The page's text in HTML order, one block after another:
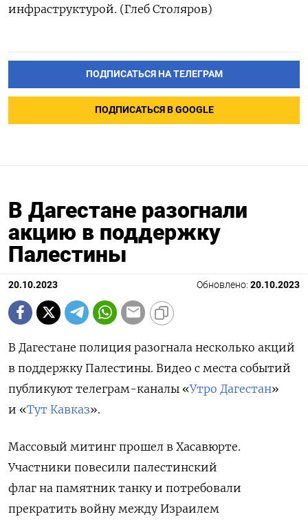
инфраструктурой. (Глеб Столяров)
ПОДПИСАТЬСЯ НА ТЕЛЕГРАМ
ПОДПИСАТЬСЯ В GOOGLE
В Дагестане разогнали
акцию в поддержку
Палестины
20.10.2023 Обновлено: 20.10.2023
В Дагестане полиция разогнала несколько акций
в поддержку Палестины. Видео с места событий
публикуют телеграм-каналы «Утро Дагестан»
и «Тут Кавказ».
Массовый митинг прошел в Хасавюрте.
Участники повесили палестинский
флаг на памятник танку и потребовали
прекратить войну между Израилем